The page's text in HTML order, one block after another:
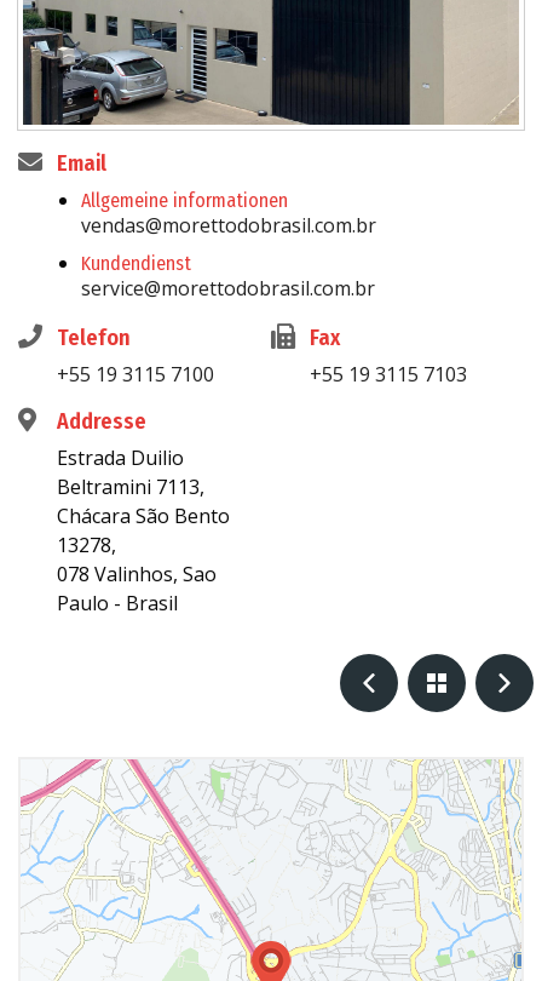
Email
Allgemeine informationen
vendas@morettodobrasil.com.br
Kundendienst
service@morettodobrasil.com.br
Telefon
+55 19 3115 7100
Fax
+55 19 3115 7103
Addresse
Estrada Duilio
Beltramini 7113,
Chácara São Bento
13278,
078 Valinhos, Sao
Paulo - Brasil